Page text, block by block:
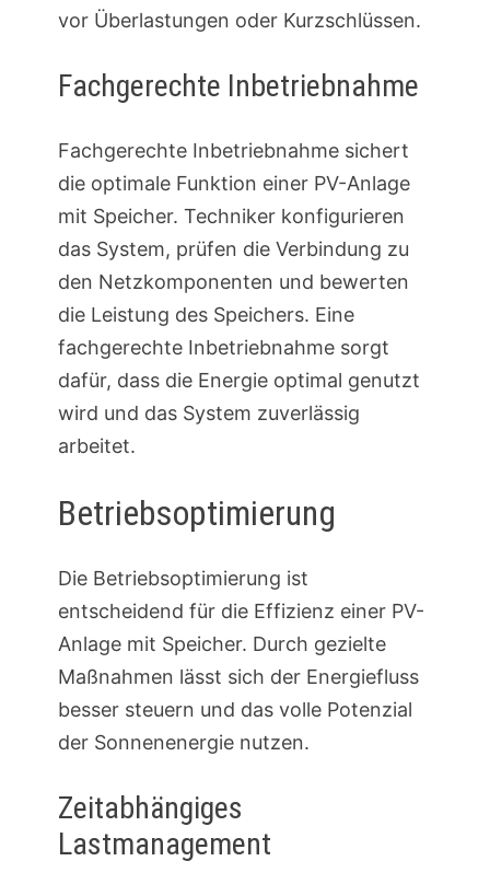
vor Überlastungen oder Kurzschlüssen.
Fachgerechte Inbetriebnahme
Fachgerechte Inbetriebnahme sichert
die optimale Funktion einer PV-Anlage
mit Speicher. Techniker konfigurieren
das System, prüfen die Verbindung zu
den Netzkomponenten und bewerten
die Leistung des Speichers. Eine
fachgerechte Inbetriebnahme sorgt
dafür, dass die Energie optimal genutzt
wird und das System zuverlässig
arbeitet.
Betriebsoptimierung
Die Betriebsoptimierung ist
entscheidend für die Effizienz einer PV-
Anlage mit Speicher. Durch gezielte
Maßnahmen lässt sich der Energiefluss
besser steuern und das volle Potenzial
der Sonnenenergie nutzen.
Zeitabhängiges
Lastmanagement